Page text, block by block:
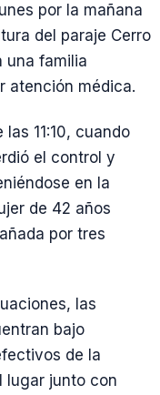
por la mañana
del paraje Cerro
una familia
atención médica.
11:10, cuando
el control y
en la
de 42 años
por tres
las
bajo
de la
lugar junto con